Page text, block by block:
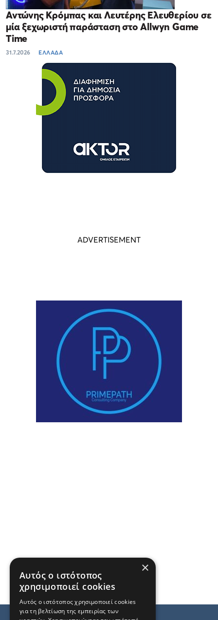
Αντώνης Κρόμπας και Λευτέρης Ελευθερίου σε
μία ξεχωριστή παράσταση στο Allwyn Game
Time
31.7.2026 ΕΛΛΑΔΑ
×
Αυτός ο ιστότοπος
χρησιμοποιεί cookies
Αυτός ο ιστότοπος χρησιμοποιεί cookies
για τη βελτίωση της εμπειρίας των